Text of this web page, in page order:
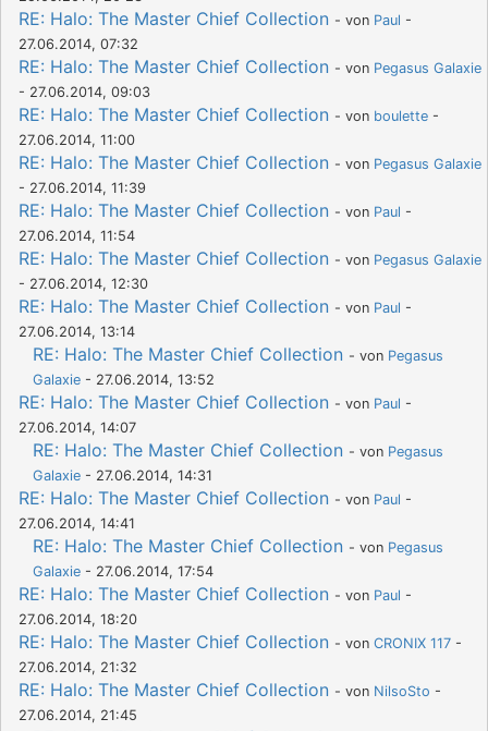
RE: Halo: The Master Chief Collection - von Paul -
27.06.2014, 07:32
RE: Halo: The Master Chief Collection - von Pegasus Galaxie
- 27.06.2014, 09:03
RE: Halo: The Master Chief Collection - von boulette -
27.06.2014, 11:00
RE: Halo: The Master Chief Collection - von Pegasus Galaxie
- 27.06.2014, 11:39
RE: Halo: The Master Chief Collection - von Paul -
27.06.2014, 11:54
RE: Halo: The Master Chief Collection - von Pegasus Galaxie
- 27.06.2014, 12:30
RE: Halo: The Master Chief Collection - von Paul -
27.06.2014, 13:14
RE: Halo: The Master Chief Collection - von Pegasus
Galaxie - 27.06.2014, 13:52
RE: Halo: The Master Chief Collection - von Paul -
27.06.2014, 14:07
RE: Halo: The Master Chief Collection - von Pegasus
Galaxie - 27.06.2014, 14:31
RE: Halo: The Master Chief Collection - von Paul -
27.06.2014, 14:41
RE: Halo: The Master Chief Collection - von Pegasus
Galaxie - 27.06.2014, 17:54
RE: Halo: The Master Chief Collection - von Paul -
27.06.2014, 18:20
RE: Halo: The Master Chief Collection - von CRONIX 117 -
27.06.2014, 21:32
RE: Halo: The Master Chief Collection - von NilsoSto -
27.06.2014, 21:45